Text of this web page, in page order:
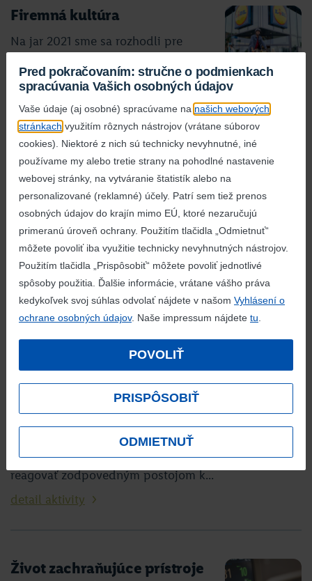
Pred pokračovaním: stručne o podmienkach
spracúvania Vašich osobných údajov
Vaše údaje (aj osobné) spracúvame na našich webových
stránkach využitím rôznych nástrojov (vrátane súborov
cookies). Niektoré z nich sú technicky nevyhnutné, iné
používame my alebo tretie strany na pohodlné nastavenie
webovej stránky, na vytváranie štatistík alebo na
personalizované (reklamné) účely. Patrí sem tiež prenos
osobných údajov do krajín mimo EÚ, ktoré nezaručujú
primeranú úroveň ochrany. Použitím tlačidla „Odmietnuť“
môžete povoliť iba využitie technicky nevyhnutných nástrojov.
Použitím tlačidla „Prispôsobiť“ môžete povoliť jednotlivé
spôsoby použitia. Ďalšie informácie, vrátane vášho práva
kedykoľvek svoj súhlas odvolať nájdete v našom Vyhlásení o
ochrane osobných údajov. Naše impressum nájdete tu.
POVOLIŤ
PRISPÔSOBIŤ
ODMIETNUŤ
Firemná kultúra
Na jar 2021 sme sa rozhodli pre
sme sa vydali na cestu, počas ktorej upgradeujeme
našu Firemnú kultúru.
detail aktivity
Naše princípy spoločenskej
zodpovednosti
Textílie a obuv ktoré predávame
neobsahujú žiadne nebezpečné látky a naše
športové a funkčné oblečenie využíva biologicky
rozložiteľné materiály.
detail aktivity
Neustále napredujeme
v modernizácii našich budov, sledujeme aktuálne
svetové trendy a snažíme sa na ne proaktívne
reagovať zodpovedným postojom k...
detail aktivity
Život zachraňujúce prístroje